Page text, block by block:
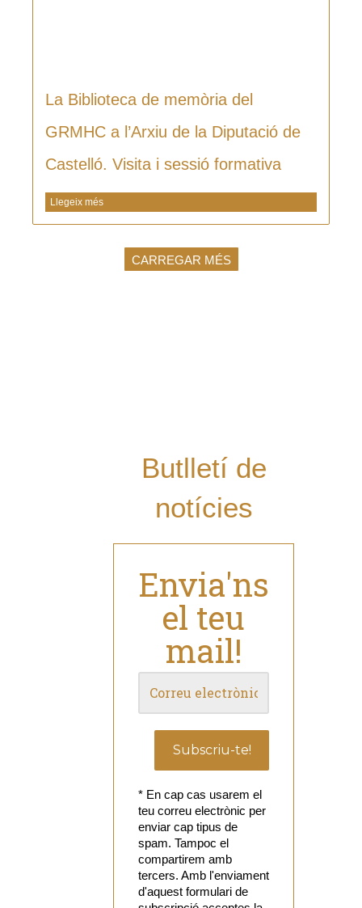
La Biblioteca de memòria del
GRMHC a l’Arxiu de la Diputació de
Castelló. Visita i sessió formativa
Llegeix més
CARREGAR MÉS
Butlletí de
notícies
Envia'ns
el teu
mail!
* En cap cas usarem el
teu correu electrònic per
enviar cap tipus de
spam. Tampoc el
compartirem amb
tercers. Amb l'enviament
d'aquest formulari de